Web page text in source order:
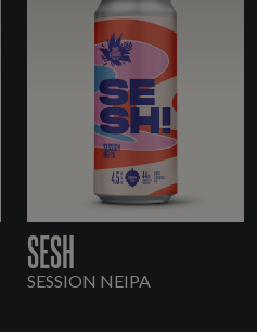
SESH
SESSION NEIPA